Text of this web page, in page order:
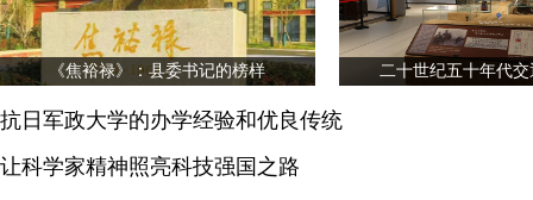
《焦裕禄》：县委书记的榜样 二十世纪五十年代
抗日军政大学的办学经验和优良传统
让科学家精神照亮科技强国之路